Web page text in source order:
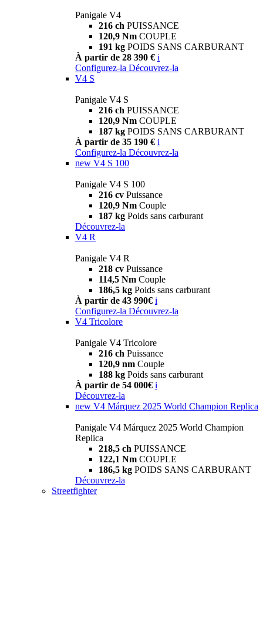
Panigale V4
216 ch PUISSANCE
120,9 Nm COUPLE
191 kg POIDS SANS CARBURANT
À partir de 28 390 € i
Configurez-la Découvrez-la
V4 S
Panigale V4 S
216 ch PUISSANCE
120,9 Nm COUPLE
187 kg POIDS SANS CARBURANT
À partir de 35 190 € i
Configurez-la Découvrez-la
new V4 S 100
Panigale V4 S 100
216 cv Puissance
120,9 Nm Couple
187 kg Poids sans carburant
Découvrez-la
V4 R
Panigale V4 R
218 cv Puissance
114,5 Nm Couple
186,5 kg Poids sans carburant
À partir de 43 990€ i
Configurez-la Découvrez-la
V4 Tricolore
Panigale V4 Tricolore
216 ch Puissance
120,9 nm Couple
188 kg Poids sans carburant
À partir de 54 000€ i
Découvrez-la
new V4 Márquez 2025 World Champion Replica
Panigale V4 Márquez 2025 World Champion
Replica
218,5 ch PUISSANCE
122,1 Nm COUPLE
186,5 kg POIDS SANS CARBURANT
Découvrez-la
Streetfighter